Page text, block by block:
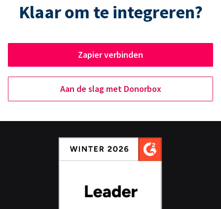
Klaar om te integreren?
Zapier verbinden
Aan de slag met Donorbox